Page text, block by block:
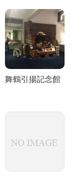
舞鶴引揚記念館